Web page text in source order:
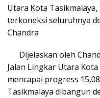
Utara Kota
terkoneksi seluruhnya
Chandra
Dijelaskan oleh
Jalan Lingkar Utara
mencapai progress
Tasikmalaya dibangun